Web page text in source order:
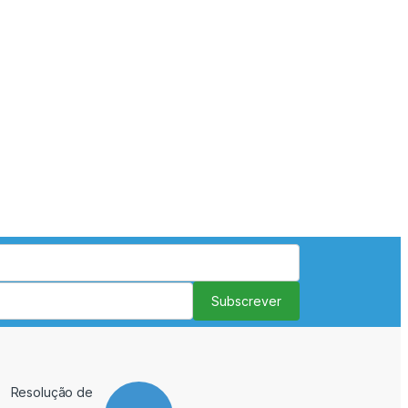
Subscrever
Resolução de